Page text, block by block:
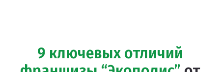
9 ключевых отличий